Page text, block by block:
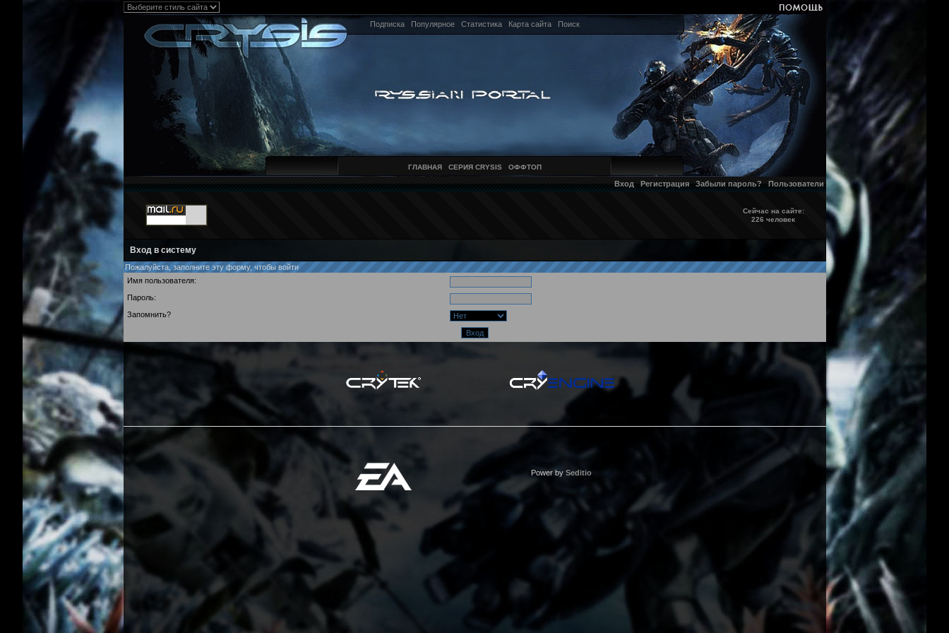
Подписка Популярное Статистика Карта сайта Поиск
ГЛАВНАЯ СЕРИЯ CRYSIS ОФФТОП
Вход Регистрация Забыли пароль? Пользователи
Сейчас на сайте:
226 человек
Вход в систему
Пожалуйста, заполните эту форму, чтобы войти
Имя пользователя:
Пароль:
Запомнить?
Power by Seditio